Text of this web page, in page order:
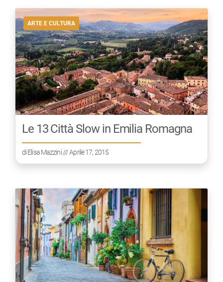
ARTE E CULTURA
Le 13 Città Slow in Emilia Romagna
diElisa Mazzini/// Aprile 17, 2015